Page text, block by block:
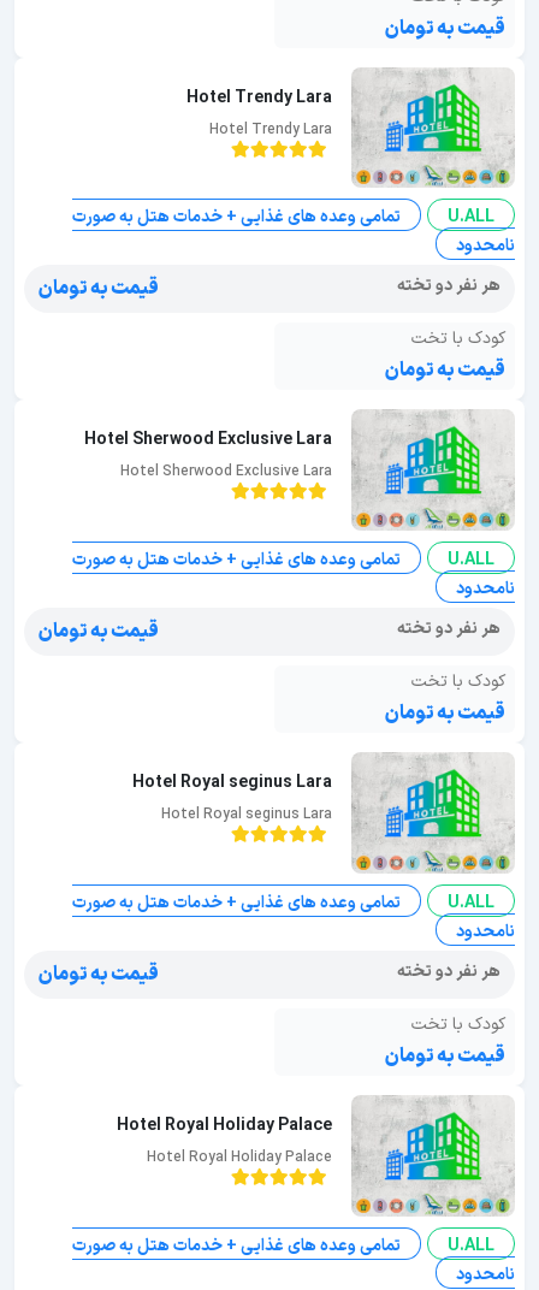
قیمت به تومان
Hotel Trendy Lara
Hotel Trendy Lara
U.ALL
تمامی وعده های غذایی + خدمات هتل به صورت
نامحدود
هر نفر دو تخته
قیمت به تومان
کودک با تخت
قیمت به تومان
Hotel Sherwood Exclusive Lara
Hotel Sherwood Exclusive Lara
U.ALL
تمامی وعده های غذایی + خدمات هتل به صورت
نامحدود
هر نفر دو تخته
قیمت به تومان
کودک با تخت
قیمت به تومان
Hotel Royal seginus Lara
Hotel Royal seginus Lara
U.ALL
تمامی وعده های غذایی + خدمات هتل به صورت
نامحدود
هر نفر دو تخته
قیمت به تومان
کودک با تخت
قیمت به تومان
Hotel Royal Holiday Palace
Hotel Royal Holiday Palace
U.ALL
تمامی وعده های غذایی + خدمات هتل به صورت
نامحدود